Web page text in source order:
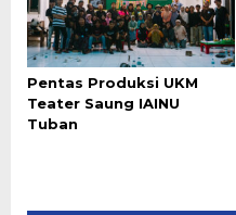
Pentas Produksi UKM
Teater Saung IAINU
Tuban